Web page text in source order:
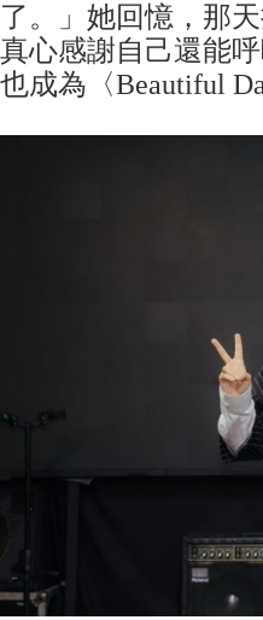
了。」她回憶，那
真心感謝自己還能
也成為〈Beautiful